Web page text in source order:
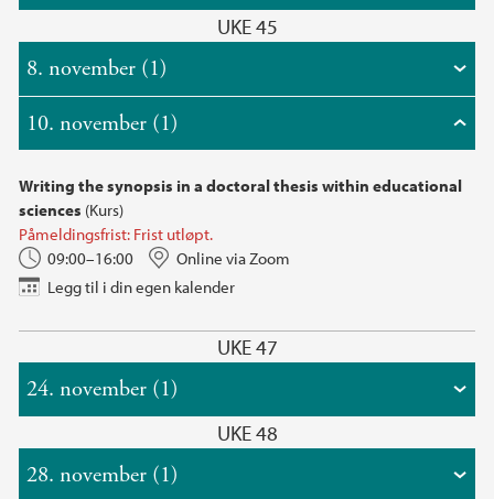
UKE 45
8. november (1)
10. november (1)
Writing the synopsis in a doctoral thesis within educational
sciences (Kurs)
Påmeldingsfrist: Frist utløpt.
09:00–16:00
Online via Zoom
Legg til i din egen kalender
UKE 47
24. november (1)
UKE 48
28. november (1)